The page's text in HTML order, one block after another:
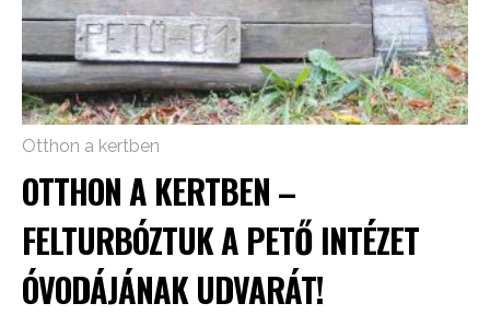
Otthon a kertben
OTTHON A KERTBEN –
FELTURBÓZTUK A PETŐ INTÉZET
ÓVODÁJÁNAK UDVARÁT!